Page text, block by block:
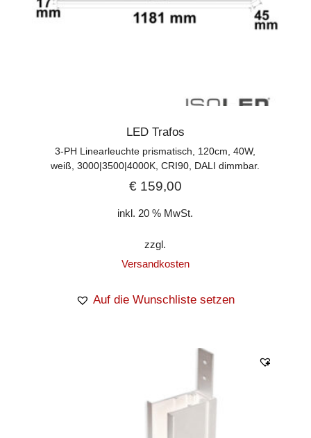
LED Trafos
3-PH Linearleuchte prismatisch, 120cm, 40W,
weiß, 3000|3500|4000K, CRI90, DALI dimmbar.
€159,00
inkl. 20 % MwSt.
zzgl.
Versandkosten
Auf die Wunschliste setzen